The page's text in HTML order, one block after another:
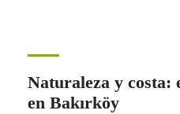
Naturaleza y
en Bakırköy